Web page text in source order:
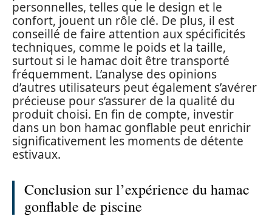
personnelles, telles que le design et le
confort, jouent un rôle clé. De plus, il est
conseillé de faire attention aux spécificités
techniques, comme le poids et la taille,
surtout si le hamac doit être transporté
fréquemment. L’analyse des opinions
d’autres utilisateurs peut également s’avérer
précieuse pour s’assurer de la qualité du
produit choisi. En fin de compte, investir
dans un bon hamac gonflable peut enrichir
significativement les moments de détente
estivaux.
Conclusion sur l’expérience du hamac
gonflable de piscine